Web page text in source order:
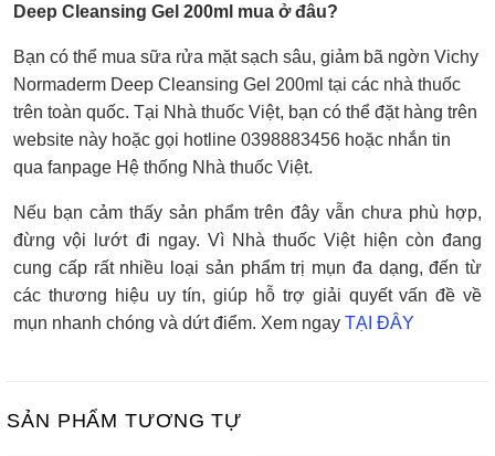
Deep Cleansing Gel 200ml mua ở đâu?
Bạn có thể mua sữa rửa mặt sạch sâu, giảm bã ngờn Vichy
Normaderm Deep Cleansing Gel 200ml tại các nhà thuốc
trên toàn quốc. Tại Nhà thuốc Việt, bạn có thể đặt hàng trên
website này hoặc gọi hotline 0398883456 hoặc nhắn tin
qua fanpage Hệ thống Nhà thuốc Việt.
Nếu bạn cảm thấy sản phẩm trên đây vẫn chưa phù hợp,
đừng vội lướt đi ngay. Vì Nhà thuốc Việt hiện còn đang
cung cấp rất nhiều loại sản phẩm trị mụn đa dạng, đến từ
các thương hiệu uy tín, giúp hỗ trợ giải quyết vấn đề về
mụn nhanh chóng và dứt điểm. Xem ngay TẠI ĐÂY
SẢN PHẨM TƯƠNG TỰ